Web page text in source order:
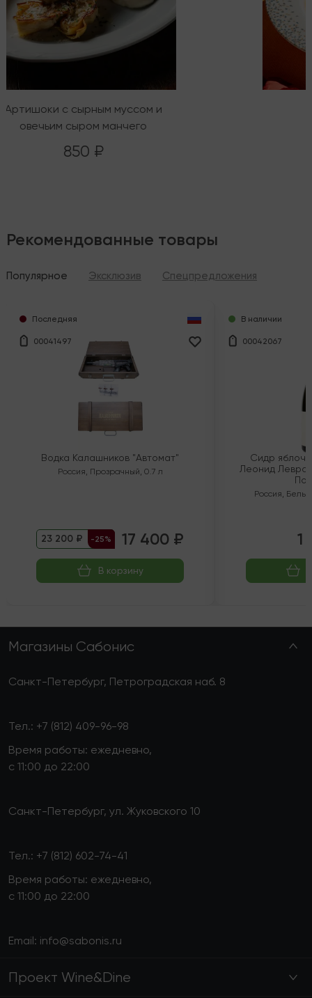
Артишоки с сырным муссом и
овечьим сыром манчего
850 ₽
Рекомендованные товары
Популярное Эксклюзив Спецпредложения
Последняя
00041497
Водка Калашников "Автомат"
Россия, Прозрачный, 0.7 л
23 200 ₽ -25% 17 400 ₽
В корзину
В наличии
00042067
Сидр
Леонид
Россия, Белый
1
Магазины Сабонис
Санкт-Петербург, Петроградская наб. 8
Тел.: +7 (812) 409-96-98
Время работы: ежедневно,
с 11:00 до 22:00
Санкт-Петербург, ул. Жуковского 10
Тел.: +7 (812) 602-74-41
Время работы: ежедневно,
с 11:00 до 22:00
Email: info@sabonis.ru
Проект Wine&Dine